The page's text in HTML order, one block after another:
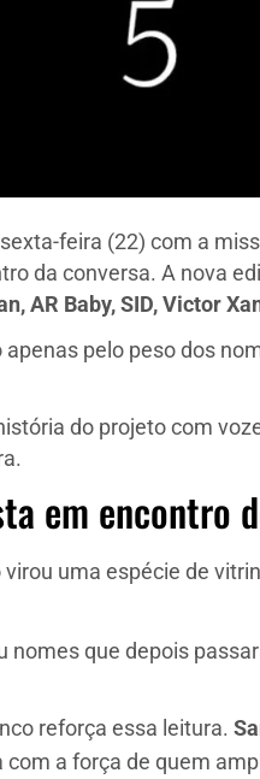
feira (22) com a
da conversa. A nova
AR Baby, SID, Victor
pelo peso dos
do projeto com
em encontro
virou uma espécie de
nomes que depois
reforça essa leitura.
com a força de quem